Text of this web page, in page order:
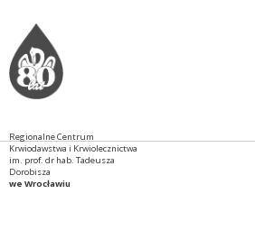
Regionalne Centrum
Krwiodawstwa i Krwiolecznictwa
im. prof. dr hab. Tadeusza
Dorobisza
we Wrocławiu